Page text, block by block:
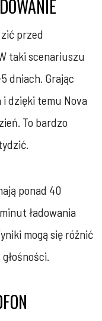
przed
taki scenariuszu
dniach. Grając
i dzięki temu Nova
To bardzo
ponad 40
ładowania
mogą się różnić